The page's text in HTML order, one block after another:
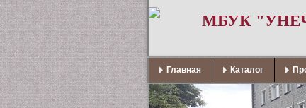
МБУК
Главная Каталог